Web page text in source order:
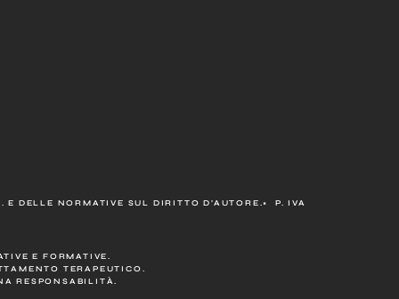
DELLE NORMATIVE SUL DIRITTO D’AUTORE.• P. IVA
E FORMATIVE.
TERAPEUTICO.
RESPONSABILITÀ.